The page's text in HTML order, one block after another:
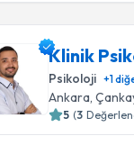
Klinik
Psikoloji +1
Ankara,
5 (3